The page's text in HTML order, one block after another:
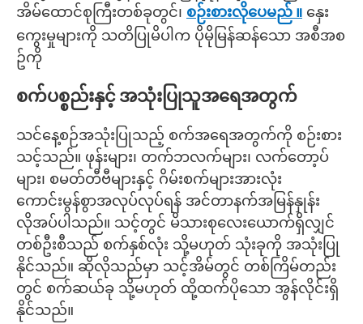
အိမ်ထောင်စုကြီးတစ်ခုတွင်၊ စဉ်းစားလိုပေမည် ။ နှေး
ကွေးမှုများကို သတိပြုမိပါက ပိုမိုမြန်ဆန်သော အစီအစ
ဥ်ကို
စက်ပစ္စည်းနှင့် အသုံးပြုသူအရေအတွက်
သင်နေ့စဉ်အသုံးပြုသည့် စက်အရေအတွက်ကို စဉ်းစား
သင့်သည်။ ဖုန်းများ၊ တက်ဘလက်များ၊ လက်တော့ပ်
များ၊ စမတ်တီဗီများနှင့် ဂိမ်းစက်များအားလုံး
ကောင်းမွန်စွာအလုပ်လုပ်ရန် အင်တာနက်အမြန်နှုန်း
လိုအပ်ပါသည်။ သင့်တွင် မိသားစုလေးယောက်ရှိလျှင်
တစ်ဦးစီသည် စက်နှစ်လုံး သို့မဟုတ် သုံးခုကို အသုံးပြု
နိုင်သည်။ ဆိုလိုသည်မှာ သင့်အိမ်တွင် တစ်ကြိမ်တည်း
တွင် စက်ဆယ်ခု သို့မဟုတ် ထို့ထက်ပိုသော အွန်လိုင်းရှိ
နိုင်သည်။